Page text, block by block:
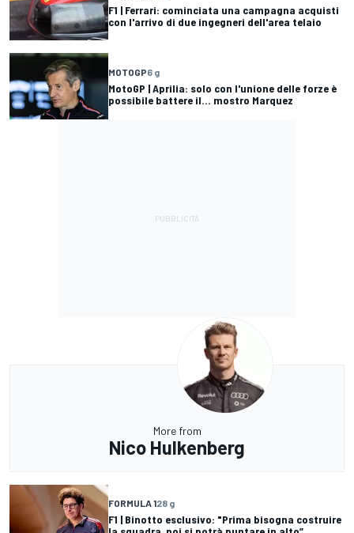
F1 | Ferrari: cominciata una campagna acquisti
con l'arrivo di due ingegneri dell'area telaio
MOTOGP6 g
MotoGP | Aprilia: solo con l'unione delle forze è
possibile battere il... mostro Marquez
More from
Nico Hulkenberg
FORMULA 128 g
F1 | Binotto esclusivo: "Prima bisogna costruire